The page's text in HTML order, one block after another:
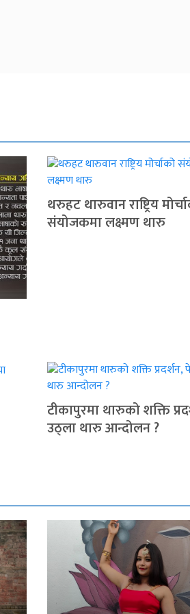
थरुहट थारुवान राष्ट्रिय
संयोजकमा लक्ष्मण थारु
टीकापुरमा थारुको शक्ति
उठ्ला थारु आन्दोलन ?